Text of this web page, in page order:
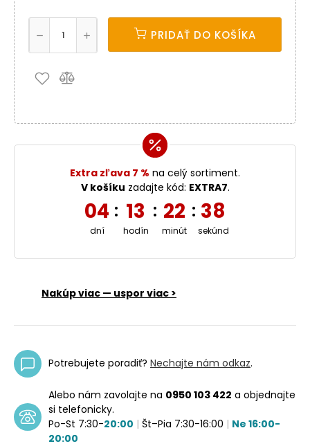
PRIDAŤ DO KOŠÍKA
Extra zľava 7 % na celý sortiment.
V košíku zadajte kód: EXTRA7.
04
dní
: 13
hodín
: 22
minút
: 38
sekúnd
Nakúp viac — uspor viac >
Potrebujete poradiť? Nechajte nám odkaz.
Alebo nám zavolajte na 0950 103 422 a objednajte
si telefonicky.
Po-St 7:30-20:00 | Št–Pia 7:30-16:00 | Ne 16:00-
20:00